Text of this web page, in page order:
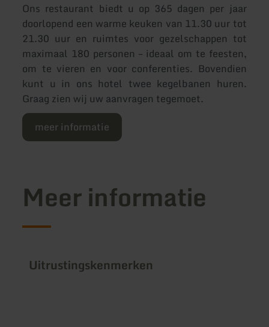
Ons restaurant biedt u op 365 dagen per jaar
doorlopend een warme keuken van 11.30 uur tot
21.30 uur en ruimtes voor gezelschappen tot
maximaal 180 personen – ideaal om te feesten,
om te vieren en voor conferenties. Bovendien
kunt u in ons hotel twee kegelbanen huren.
Graag zien wij uw aanvragen tegemoet.
meer informatie
Meer informatie
Uitrustingskenmerken